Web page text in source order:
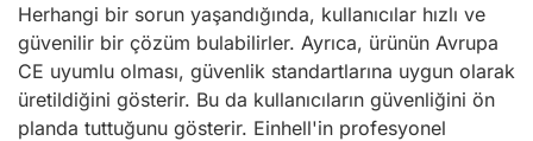
Herhangi bir sorun yaşandığında, kullanıcılar hızlı ve
güvenilir bir çözüm bulabilirler. Ayrıca, ürünün Avrupa
CE uyumlu olması, güvenlik standartlarına uygun olarak
üretildiğini gösterir. Bu da kullanıcıların güvenliğini ön
planda tuttuğunu gösterir. Einhell'in profesyonel